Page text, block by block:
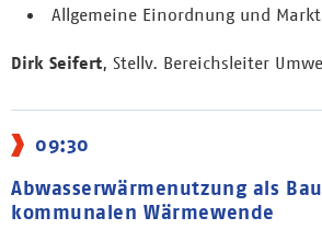
Allgemeine Einordnung und
Dirk Seifert, Stellv. Bereichsleiter
09:30
Abwasserwärmenutzung als
kommunalen Wärmewende